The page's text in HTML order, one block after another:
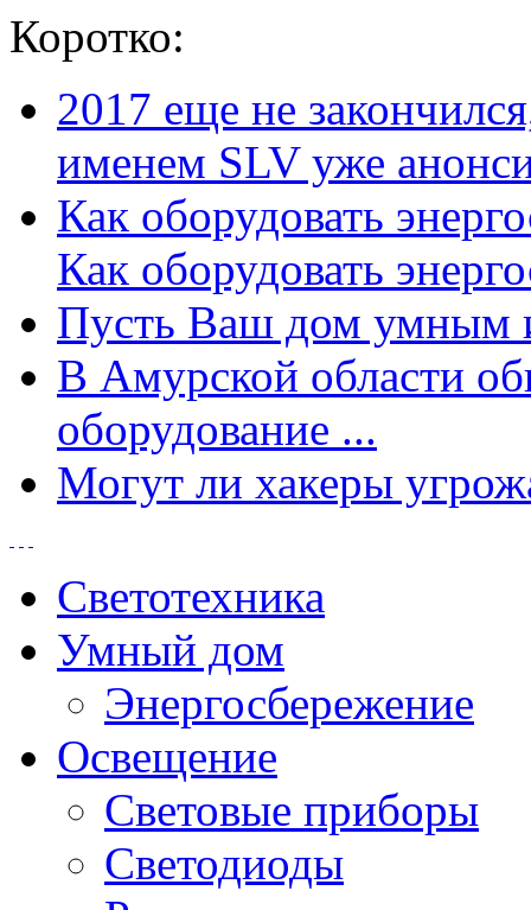
Коротко:
2017 еще не
именем SLV уже
Как оборудовать
Как оборудовать
Пусть Ваш дом умным
В Амурской области
оборудование ...
Могут ли хакеры
Светотехника
Умный дом
Энергосбережение
Освещение
Световые приборы
Светодиоды